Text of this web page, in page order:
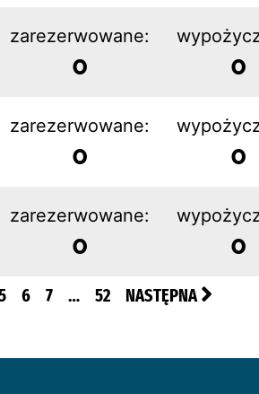
zarezerwowane:
0 0
zarezerwowane:
0 0
zarezerwowane:
0 0
6 7 … 52 NASTĘPNA